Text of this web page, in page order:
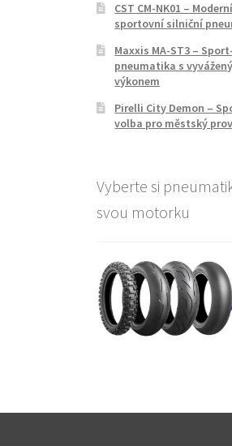
CST CM-NK01 – Moderní
sportovní silniční
Maxxis MA-ST3 –
pneumatika s
výkonem
Pirelli City Demon –
volba pro městský
Vyberte si
svou motorku